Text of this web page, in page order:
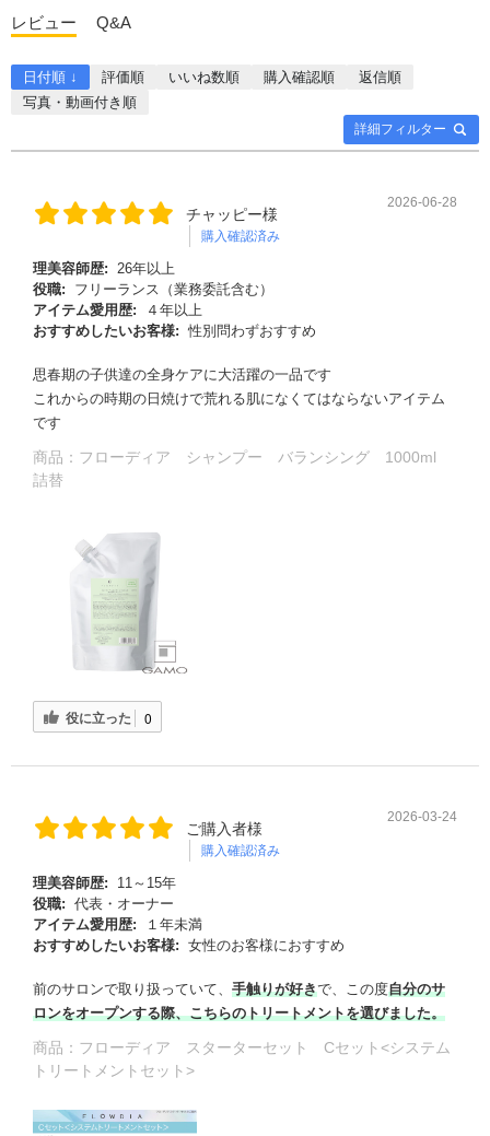
レビュー Q&A
詳細フィルター
日付順 ↓ 評価順 いいね数順 購入確認順
返信順
写真・動画付き順
チャッピー様
購入確認済み
2026-06-28
理美容師歴: 26年以上
役職:
フリーランス（業務委託含む）
アイテム愛用歴:
４年以上
おすすめしたいお客様: 性別問わずおすすめ
思春期の子供達の全身ケアに大活躍の一品です
これからの時期の日焼けで荒れる肌になくてはならないアイテム
です
商品： フローディア シャンプー バランシング 1000ml
詰替
役に立った 0
ご購入者様
購入確認済み
2026-03-24
理美容師歴:
11～15年
役職: 代表・オーナー
アイテム愛用歴:
１年未満
おすすめしたいお客様: 女性のお客様におすすめ
前のサロンで取り扱っていて、 手触りが好きで、この度自分のサ
ロンをオープンする際、こちらのトリートメントを選びました。
商品： フローディア スターターセット Cセット<システム
トリートメントセット>